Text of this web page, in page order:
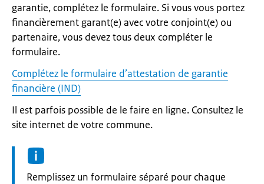
garantie, complétez le formulaire. Si vous vous portez
financièrement garant(e) avec votre conjoint(e) ou
partenaire, vous devez tous deux compléter le
formulaire.
Complétez le formulaire d’attestation de garantie
financière (IND)
Il est parfois possible de le faire en ligne. Consultez le
site internet de votre commune.
Informatie:
Remplissez un formulaire séparé pour chaque